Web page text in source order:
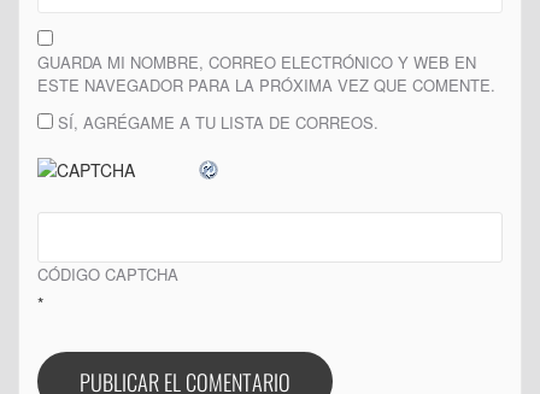
GUARDA MI NOMBRE, CORREO ELECTRÓNICO Y WEB EN
ESTE NAVEGADOR PARA LA PRÓXIMA VEZ QUE COMENTE.
SÍ, AGRÉGAME A TU LISTA DE CORREOS.
CÓDIGO CAPTCHA
*